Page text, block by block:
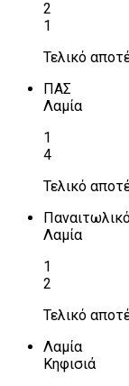
2
1
Τελικό
ΠΑΣ
Λαμία
1
4
Τελικό
Λαμία
1
2
Τελικό
Λαμία
Κηφισιά